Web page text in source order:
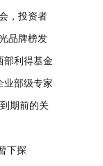
，投资者
品牌榜发
部利得基金
业部级专家
期前的关
下探